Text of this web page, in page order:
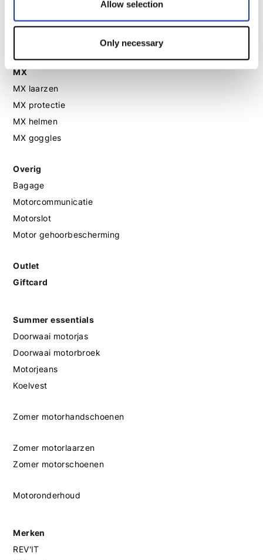
Allow selection
Only necessary
Motorlaarzen dames
MX
MX laarzen
MX protectie
MX helmen
MX goggles
Overig
Bagage
Motorcommunicatie
Motorslot
Motor gehoorbescherming
Outlet
Giftcard
Summer essentials
Doorwaai motorjas
Doorwaai motorbroek
Motorjeans
Koelvest
Zomer motorhandschoenen
Zomer motorlaarzen
Zomer motorschoenen
Motoronderhoud
Merken
REV'IT